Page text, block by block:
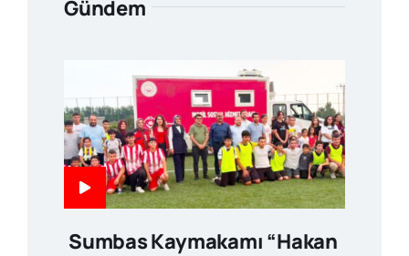
Gündem
Sumbas Kaymakamı “Hakan